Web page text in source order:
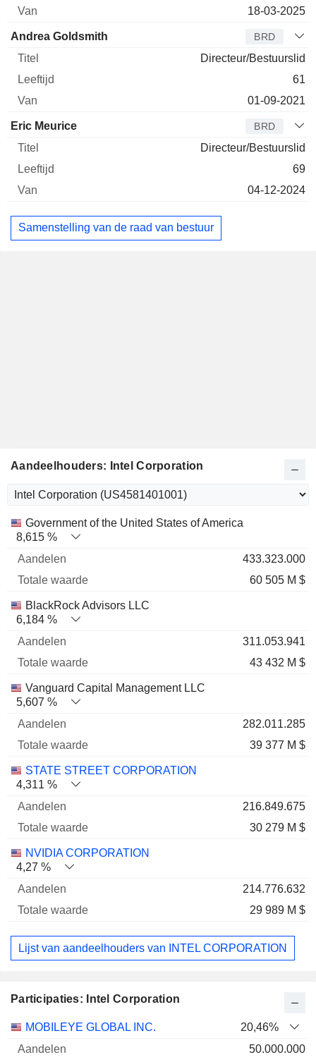
18-03-2025
Andrea Goldsmith BRD
Directeur/Bestuurslid
61
01-09-2021
Eric Meurice BRD
Directeur/Bestuurslid
69
04-12-2024
Samenstelling van de raad van bestuur
Aandeelhouders: Intel Corporation
Naam Aandelen
Totale
Government of the United States of America
8,615 %
433.323.000
60 505 M $
BlackRock Advisors LLC
6,184 %
311.053.941
43 432 M $
Vanguard Capital Management LLC
5,607 %
282.011.285
39 377 M $
STATE STREET CORPORATION
4,311 %
216.849.675
30 279 M $
NVIDIA CORPORATION
4,27 %
214.776.632
29 989 M $
Lijst van aandeelhouders van INTEL CORPORATION
Participaties: Intel Corporation
Totale
MOBILEYE GLOBAL INC.
20,46%
50.000.000